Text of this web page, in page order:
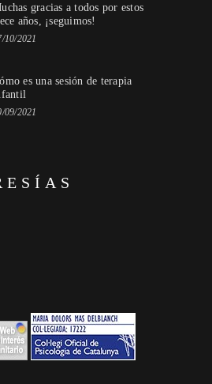
gracias a todos por estos
años, ¡seguimos!
10/2021
es una sesión de terapia
09/2021